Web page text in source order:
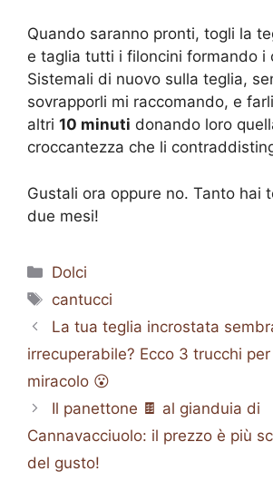
Quando saranno pronti, togli la
e taglia tutti i filoncini formando i
Sistemali di nuovo sulla teglia,
sovrapporli mi raccomando, e
altri 10 minuti donando loro
croccantezza che li
Gustali ora oppure no. Tanto hai
due mesi!
Categorie
Dolci
Tag
cantucci
La tua teglia incrostata
irrecuperabile? Ecco 3 trucchi
miracolo 😮
Il panettone 🍫 al gianduia di
Cannavacciuolo: il prezzo è più
del gusto!